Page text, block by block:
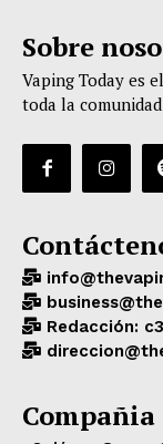
Sobre
Vaping Today es
toda la
Redacción:
Compañia